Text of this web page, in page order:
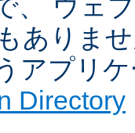
、 ウェ
ありま
アプリ
Directory